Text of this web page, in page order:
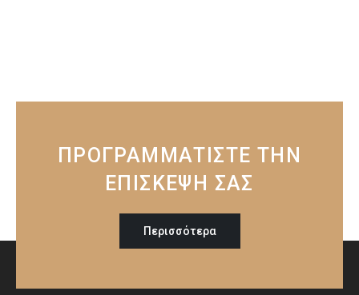
ΠΡΟΓΡΑΜΜΑΤΙΣΤΕ ΤΗΝ
ΕΠΙΣΚΕΨΗ ΣΑΣ
Περισσότερα